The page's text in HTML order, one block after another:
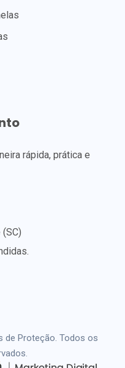
rápida, prática e
.
de Proteção. Todos os